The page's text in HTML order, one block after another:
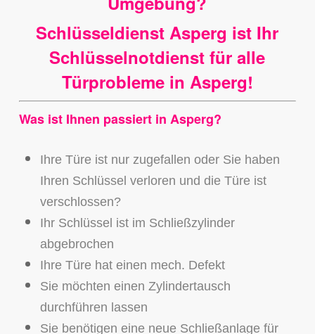
Schlüsseldienst Asperg ist Ihr
Schlüsselnotdienst für alle
Türprobleme in Asperg!
Was ist Ihnen passiert in Asperg?
Ihre Türe ist nur zugefallen oder Sie haben
Ihren Schlüssel verloren und die Türe ist
verschlossen?
Ihr Schlüssel ist im Schließzylinder
abgebrochen
Ihre Türe hat einen mech. Defekt
Sie möchten einen Zylindertausch
durchführen lassen
Sie benötigen eine neue Schließanlage für